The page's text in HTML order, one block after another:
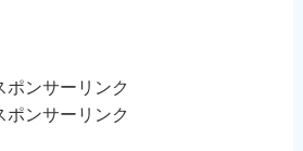
ポンサーリンク
ポンサーリンク